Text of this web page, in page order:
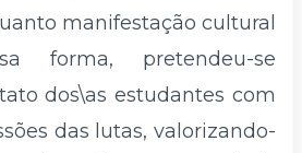
manifestação cultural
forma, pretendeu-se
dos\as estudantes com
das lutas, valorizando-